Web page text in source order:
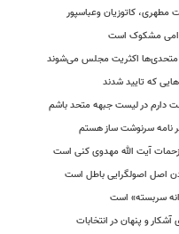
مطهری، کاتوزیان وعباسپور
مشکوک است
متحدی‌ها اکثریت مجلس می‌شوند
که تایید شدند
دارم در لیست جبهه متحد باشم
نامه سرنوشت ساز هستم
آیت الله مهدوی کنی است
اصل اصولگرایی باطل است
سربسته» است